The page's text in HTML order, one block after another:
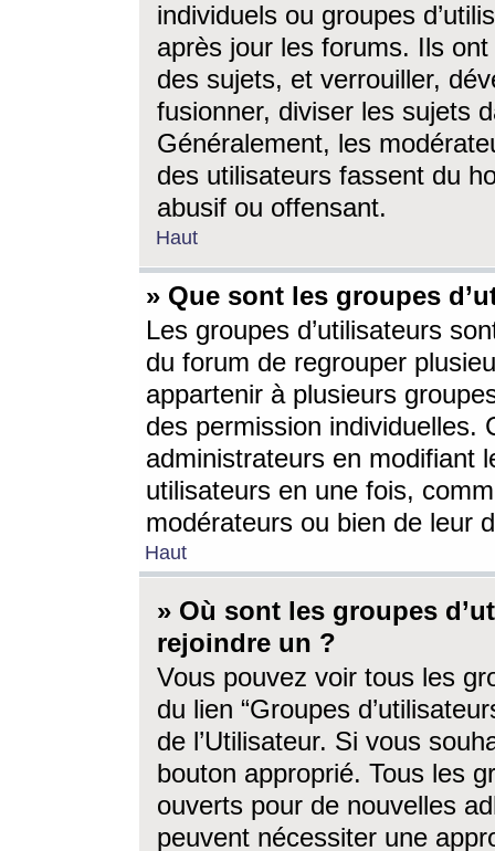
individuels ou groupes
après jour les forums. Ils ont
des sujets, et verrouiller,
fusionner, diviser les sujets
Généralement, les
des utilisateurs fassent du
abusif ou offensant.
Haut
» Que sont les groupes
Les groupes d’utilisateurs
du forum de regrouper
appartenir à plusieurs
des permission individuelles.
administrateurs en modifiant
utilisateurs en une fois,
modérateurs ou bien de leur
Haut
» Où sont les groupes
rejoindre un ?
Vous pouvez voir tous les
du lien “Groupes
de l’Utilisateur. Si vous
bouton approprié. Tous les
ouverts pour de nouvelles
peuvent nécessiter une